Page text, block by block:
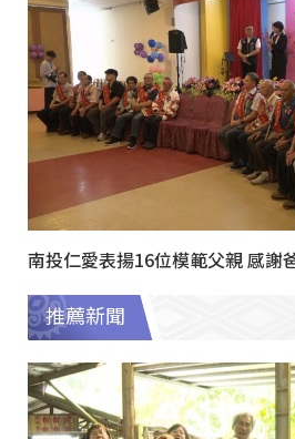
南投仁愛表揚16位模範父親 感謝
推薦新聞